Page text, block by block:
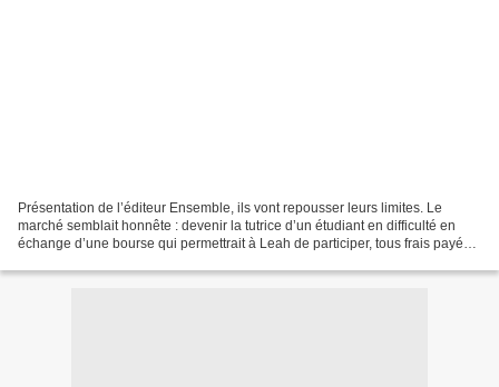
Présentation de l’éditeur Ensemble, ils vont repousser leurs limites. Le
marché semblait honnête : devenir la tutrice d’un étudiant en difficulté en
échange d’une bourse qui permettrait à Leah de participer, tous frais payés,